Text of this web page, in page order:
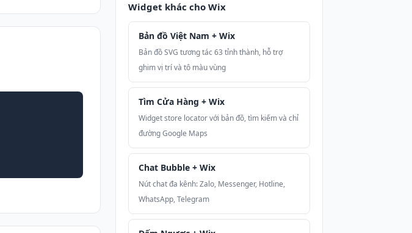
Widget khác cho Wix
Bản đồ Việt Nam + Wix
Bản đồ SVG tương tác 63 tỉnh thành, hỗ trợ
ghim vị trí và tô màu vùng
Tìm Cửa Hàng + Wix
Widget store locator với bản đồ, tìm kiếm và chỉ
đường Google Maps
Chat Bubble + Wix
Nút chat đa kênh: Zalo, Messenger, Hotline,
WhatsApp, Telegram